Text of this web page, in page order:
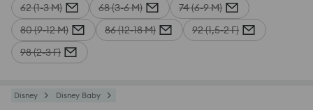
62 (1-3 М) 68 (3-6 М)
74 (6-9 М)
80 (9-12 М)
86 (12-18 М)
92 (1,5-2 Г)
98 (2-3 Г)
Disney Disney Baby